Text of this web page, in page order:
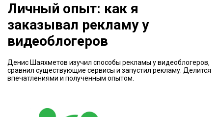
Личный опыт: как я
заказывал рекламу у
видеоблогеров
Денис Шаяхметов изучил способы рекламы у видеоблогеров,
сравнил существующие сервисы и запустил рекламу. Делится
впечатлениями и полученным опытом.